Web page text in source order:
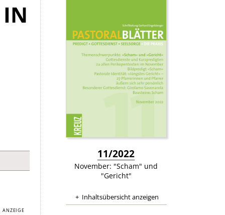
IN
11/2022
November: "Scham" und
"Gericht"
Inhaltsübersicht anzeigen